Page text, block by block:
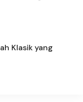
Klasik yang